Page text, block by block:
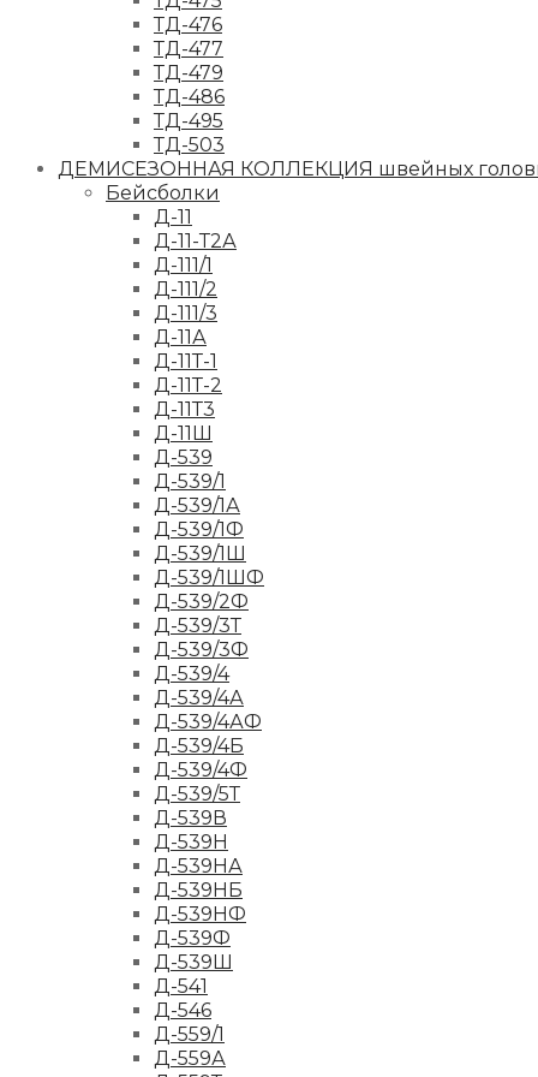
ТД-476
ТД-477
ТД-479
ТД-486
ТД-495
ТД-503
ДЕМИСЕЗОННАЯ КОЛЛЕКЦИЯ швейных
Бейсболки
Д-11
Д-11-Т2А
Д-111/1
Д-111/2
Д-111/3
Д-11А
Д-11Т-1
Д-11Т-2
Д-11Т3
Д-11Ш
Д-539
Д-539/1
Д-539/1А
Д-539/1Ф
Д-539/1Ш
Д-539/1ШФ
Д-539/2Ф
Д-539/3Т
Д-539/3Ф
Д-539/4
Д-539/4А
Д-539/4АФ
Д-539/4Б
Д-539/4Ф
Д-539/5Т
Д-539В
Д-539Н
Д-539НА
Д-539НБ
Д-539НФ
Д-539Ф
Д-539Ш
Д-541
Д-546
Д-559/1
Д-559А